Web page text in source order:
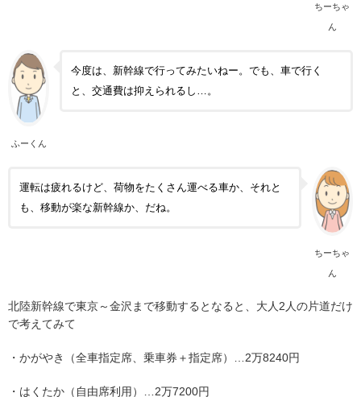
ちーちゃ
ん
ふーくん
今度は、新幹線で行ってみたいねー。でも、車で行く
と、交通費は抑えられるし…。
ちーちゃ
ん
運転は疲れるけど、荷物をたくさん運べる車か、それと
も、移動が楽な新幹線か、だね。
北陸新幹線で東京～金沢まで移動するとなると、大人2人の片道だけ
で考えてみて
・かがやき（全車指定席、乗車券＋指定席）…2万8240円
・はくたか（自由席利用）…2万7200円